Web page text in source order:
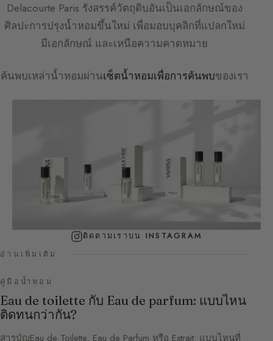
Delacourte Paris รังสรรค์วัตถุดิบอันเป็นเอกลักษณ์ของ
ศิลปะการปรุงน้ำหอมขึ้นใหม่ เพื่อมอบบุคลิกที่แปลกใหม่
มีเอกลักษณ์ และเหนือความคาดหมาย
ค้นพบเหล่าน้ำหอมผ่านเซ็ตน้ำหอมเพื่อการค้นพบของเรา
ติดตามเราบน INSTAGRAM
อ่านเพิ่มเติม
คู่มือน้ำหอม
Eau de toilette กับ Eau de parfum: แบบไหน
ติดทนกว่ากัน?
สารบัญEau de Toilette, Eau de Parfum หรือ Extrait: แบบไหนที่